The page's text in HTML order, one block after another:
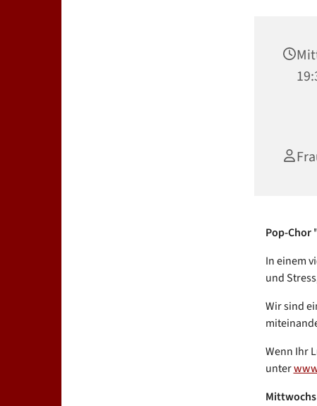
Pop-Chor
In einem
und
Wir sind
Wenn Ihr
unter
Mittwochs